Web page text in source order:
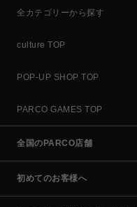
全カテゴリーから探す
culture TOP
POP-UP SHOP TOP
PARCO GAMES TOP
全国のPARCO店舗
初めてのお客様へ